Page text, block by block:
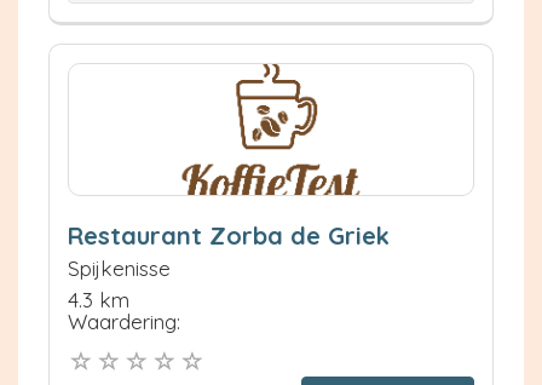
Restaurant Zorba de Griek
Spijkenisse
4.3 km
Waardering: